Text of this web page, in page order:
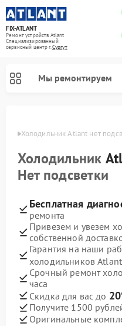
FIX-ATLANT
Ремонт устройств Atlant
Специализированный
cервисный центр г.Сургут
Мы ремонтируем
Холодильник Atlant нет
Холодильник
Нет подсветки
Бесплатная
ремонта
Привезем и увезем
собственной
Гарантия на наши
холодильников
Срочный ремонт
часа
Скидка для вас до
Получите 1500
Оригинальные